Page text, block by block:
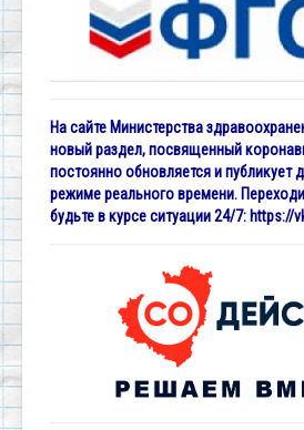
На сайте Министерства
новый раздел, посвященный
постоянно обновляется и публикует
режиме реального времени.
будьте в курсе ситуации 24/7: https://